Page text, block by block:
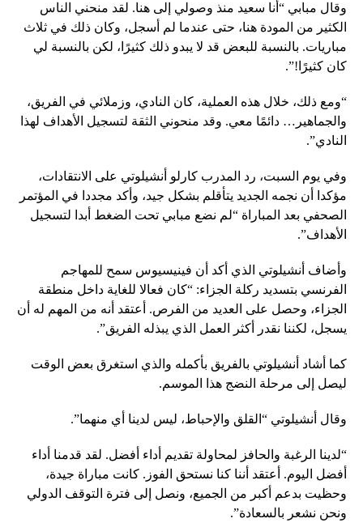
وقال مبابي “أنا سعيد منذ وصولي إلى هنا. لقد منحني الناس
الكثير من المودة هنا، حتى عندما لم أسجل، وكان ذلك في ثلاث
مباريات. بالنسبة للبعض قد لا يبدو ذلك كثيرًا، لكن بالنسبة لي
كان كثيرًا!”.
“ومع ذلك، خلال هذه العملية، كان النادي، وزملائي في الفريق،
والجماهير… دائمًا معي. وقد منحوني الثقة لتسجيل الأهداف لهذا
النادي”.
وفي يوم السبت، رد المدرب كارلو أنشيلوتي على الانتقادات،
مؤكدا أن نجمه الجديد يتأقلم بشكل جيد، وأكد مجددا في المؤتمر
الصحفي بعد المباراة “لم نضع مبابي تحت الضغط أبدا لتسجيل
الأهداف”.
وأضاف أنشيلوتي الذي أكد أن فينيسيوس سمح للمهاجم
الفرنسي بتسديد ركلة الجزاء: “كان فعالا للغاية داخل منطقة
الجزاء، وحصل على العديد من الفرص. أعتقد أنه من المهم له أن
يسجل، لكننا نقدر أكثر العمل الذي يبذله الفريق”.
كما أشاد أنشيلوتي بالفريق بأكمله والذي استغرق بعض الوقت
ليصل إلى مرحلة النضج هذا الموسم.
وقال أنشيلوتي “القلق والإحباط، ليس لدينا أي منهما”.
“لدينا الرغبة والحافز لمحاولة تقديم أداء أفضل. لقد قدمنا ​​أداء
أفضل اليوم. أعتقد أننا كنا نستحق الفوز. كانت مباراة جيدة،
وحظيت بدعم أكبر من الجميع، ونصل إلى فترة التوقف الدولي
ونحن نشعر بالسعادة”.